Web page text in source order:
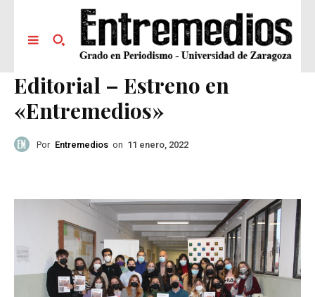
Editorial – Estreno en
«Entremedios»
Por Entremedios on 11 enero, 2022